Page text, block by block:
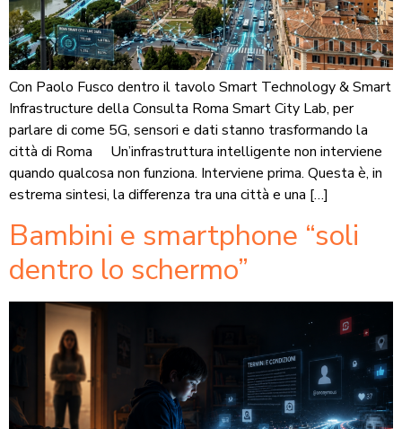
Con Paolo Fusco dentro il tavolo Smart Technology & Smart
Infrastructure della Consulta Roma Smart City Lab, per
parlare di come 5G, sensori e dati stanno trasformando la
città di Roma Un’infrastruttura intelligente non interviene
quando qualcosa non funziona. Interviene prima. Questa è, in
estrema sintesi, la differenza tra una città e una […]
Bambini e smartphone “soli
dentro lo schermo”